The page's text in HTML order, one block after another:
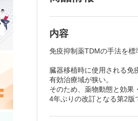
内容
免疫抑制薬TDMの手法を標
臓器移植時に使用される免
有効治療域が狭い。
そのため、薬物動態と効果
4年ぶりの改訂となる第2版